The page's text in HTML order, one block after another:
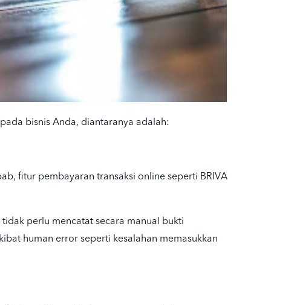
bisnis Anda, diantaranya adalah:
fitur pembayaran transaksi online seperti BRIVA
perlu mencatat secara manual bukti
human error seperti kesalahan memasukkan